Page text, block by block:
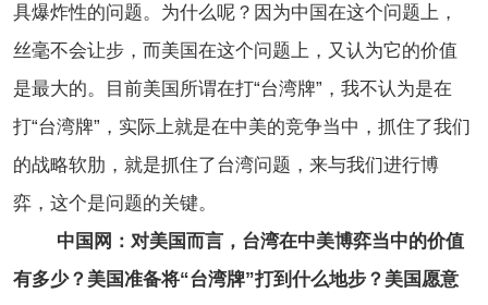
具爆炸性的问题。为什么呢？因为中国在这个问题上，
丝毫不会让步，而美国在这个问题上，又认为它的价值
是最大的。目前美国所谓在打“台湾牌”，我不认为是在
打“台湾牌”，实际上就是在中美的竞争当中，抓住了我们
的战略软肋，就是抓住了台湾问题，来与我们进行博
弈，这个是问题的关键。
中国网：对美国而言，台湾在中美博弈当中的价值
有多少？美国准备将“台湾牌”打到什么地步？美国愿意